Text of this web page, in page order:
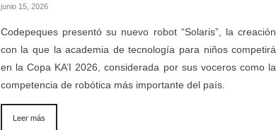
junio 15, 2026
Codepeques presentó su nuevo robot “Solaris”, la creación
con la que la academia de tecnología para niños competirá
en la Copa KA’I 2026, considerada por sus voceros como la
competencia de robótica más importante del país.
Leer más